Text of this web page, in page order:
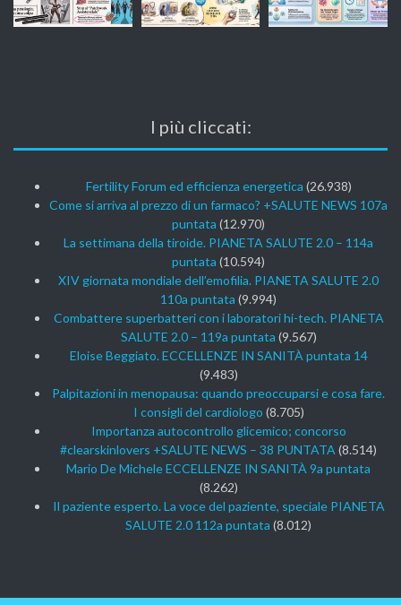
I più cliccati:
Fertility Forum ed efficienza energetica (26.938)
Come si arriva al prezzo di un farmaco? +SALUTE NEWS 107a
puntata (12.970)
La settimana della tiroide. PIANETA SALUTE 2.0 – 114a
puntata (10.594)
XIV giornata mondiale dell’emofilia. PIANETA SALUTE 2.0
110a puntata (9.994)
Combattere superbatteri con i laboratori hi-tech. PIANETA
SALUTE 2.0 – 119a puntata (9.567)
Eloise Beggiato. ECCELLENZE IN SANITÀ puntata 14
(9.483)
Palpitazioni in menopausa: quando preoccuparsi e cosa fare.
I consigli del cardiologo (8.705)
Importanza autocontrollo glicemico; concorso
#clearskinlovers +SALUTE NEWS – 38 PUNTATA (8.514)
Mario De Michele ECCELLENZE IN SANITÀ 9a puntata
(8.262)
Il paziente esperto. La voce del paziente, speciale PIANETA
SALUTE 2.0 112a puntata (8.012)